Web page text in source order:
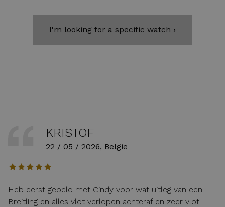
I'm looking for a specific watch ›
KRISTOF
22 / 05 / 2026, Belgie
Heb eerst gebeld met Cindy voor wat uitleg van een
Breitling en alles vlot verlopen achteraf en zeer vlot